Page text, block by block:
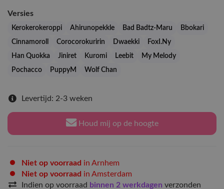
Versies
Kerokerokeroppi Ahirunopekkle Bad Badtz-Maru
Bbokari
Cinnamoroll
Corocorokuririn Dwaekki
FoxI.Ny
Han Quokka
Jiniret Kuromi Leebit
My Melody
Pochacco
PuppyM Wolf Chan
Levertijd: 2-3 weken
Houd mij op de hoogte
Niet op voorraad in Arnhem
Niet op voorraad in Amsterdam
Indien op voorraad binnen 2 werkdagen verzonden